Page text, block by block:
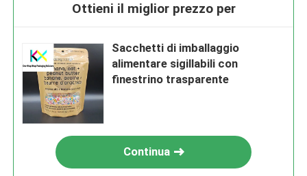
Ottieni il miglior prezzo per
Sacchetti di imballaggio
alimentare sigillabili con
finestrino trasparente
Continua